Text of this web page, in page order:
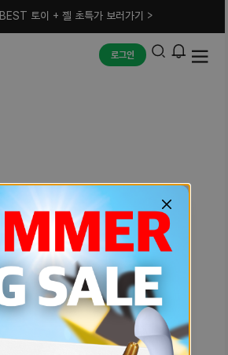
BEST 토이 + 젤 초특가 보러가기 >
로그인
예상치 못한 에러입니다.